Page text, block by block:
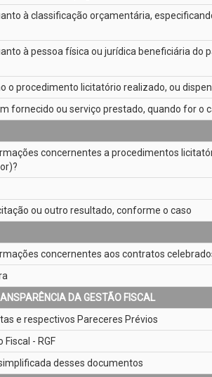
à classificação orçamentária,
à pessoa física ou jurídica beneficiária
o procedimento licitatório realizado, ou
fornecido ou serviço prestado, quando for o
concernentes a procedimentos
ou outro resultado, conforme o caso
concernentes aos contratos
DA GESTÃO FISCAL
e respectivos Pareceres Prévios
Fiscal - RGF
desses documentos